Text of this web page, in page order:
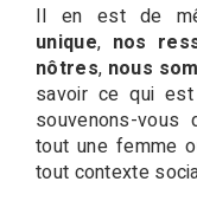
Il en est de
unique, nos
nôtres, nous
savoir ce qui
souvenons-
tout une femme
tout contexte